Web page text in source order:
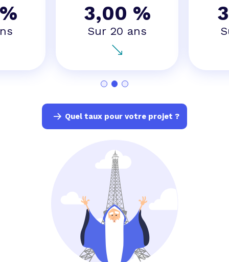
3,00 %
Sur 20 ans
Quel taux pour votre projet ?